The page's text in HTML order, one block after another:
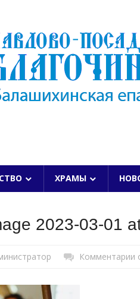
ХРАМЫ
2023-03-01
Комментарии к